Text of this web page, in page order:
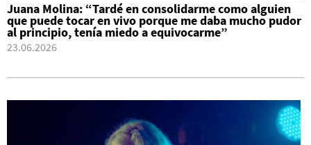
Juana Molina: “Tardé en consolidarme como alguien
que puede tocar en vivo porque me daba mucho pudor
al principio, tenía miedo a equivocarme”
23.06.2026